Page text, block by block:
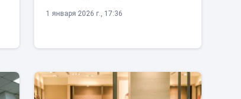
1 января 2026 г., 17:36